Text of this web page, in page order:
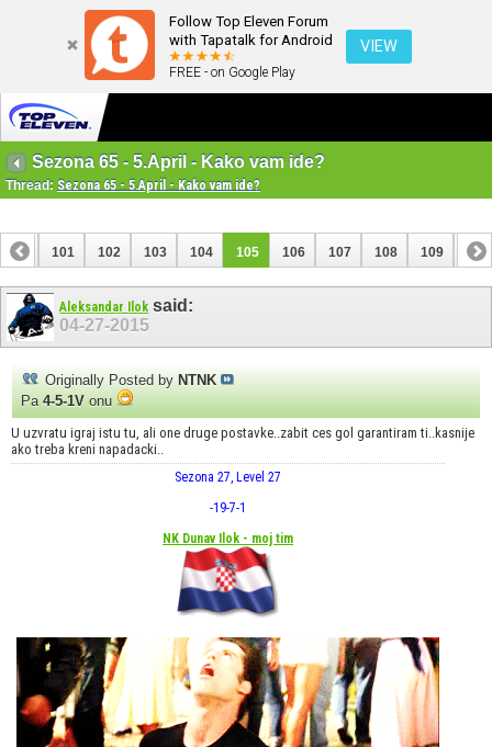
Follow Top Eleven Forum
with Tapatalk for Android
FREE - on Google Play
VIEW
Sezona 65 - 5.April - Kako vam ide?
Thread: Sezona 65 - 5.April - Kako vam ide?
100 101 102 103 104 105 106 107 108 109 110
120 121
Aleksandar Ilok said:
04-27-2015
Originally Posted by NTNK
Pa 4-5-1V onu
U uzvratu igraj istu tu, ali one druge postavke..zabit ces gol garantiram ti..kasnije
ako treba kreni napadacki..
Sezona 27, Level 27
-19-7-1
NK Dunav Ilok - moj tim